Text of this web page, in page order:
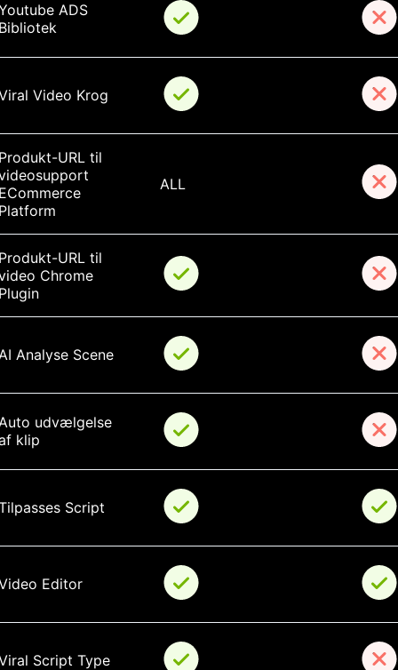
ADS
Video Krog
URL til
ALL
URL til
Chrome
Analyse Scene
udvælgelse
klip
Script
Editor
Script Type